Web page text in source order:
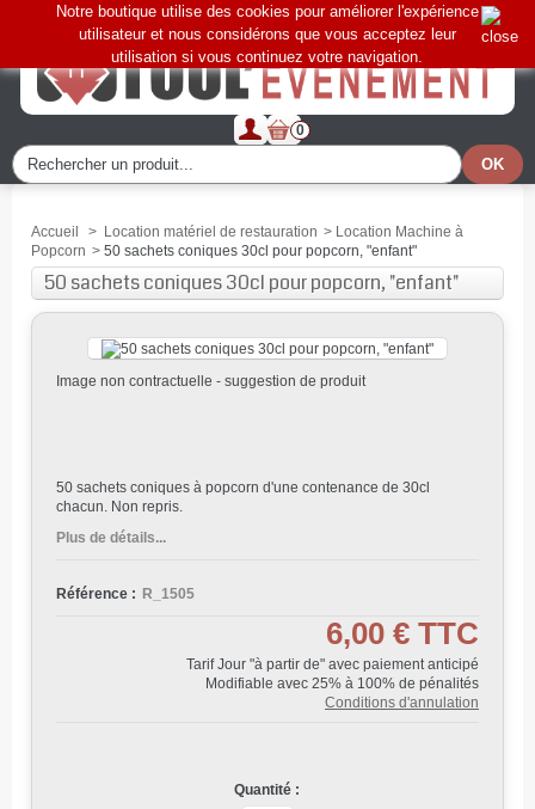
0
Notre boutique utilise des cookies pour améliorer l'expérience
utilisateur et nous considérons que vous acceptez leur
utilisation si vous continuez votre navigation.
Accueil > Location matériel de restauration > Location Machine à
Popcorn > 50 sachets coniques 30cl pour popcorn, "enfant"
50 sachets coniques 30cl pour popcorn, "enfant"
Image non contractuelle - suggestion de produit
50 sachets coniques à popcorn d'une contenance de 30cl
chacun. Non repris.
Plus de détails...
Référence : R_1505
6,00 € TTC
Tarif Jour "à partir de" avec paiement anticipé
Modifiable avec 25% à 100% de pénalités
Conditions d'annulation
Quantité :